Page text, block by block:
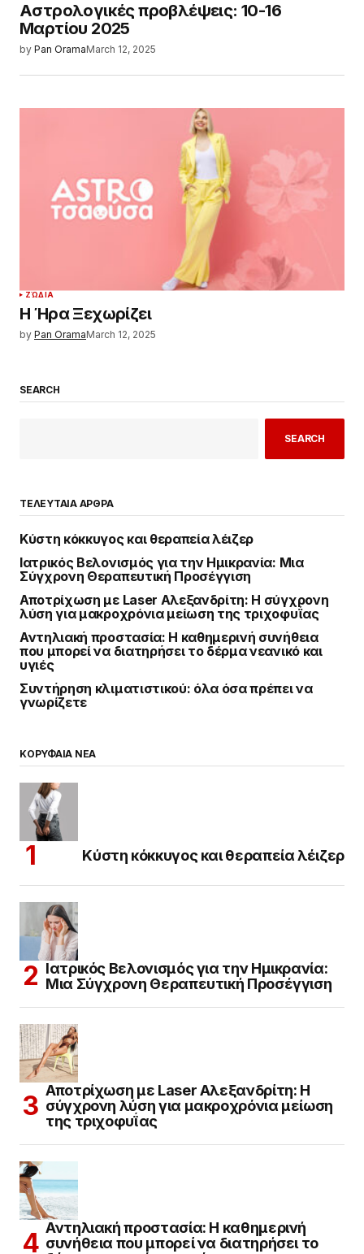
Αστρολογικές προβλέψεις: 10-16
Μαρτίου 2025
by Pan OramaMarch 12, 2025
ΖΏΔΙΑ
Η Ήρα Ξεχωρίζει
by Pan OramaMarch 12, 2025
SEARCH
SEARCH
ΤΕΛΕΥΤΑΙΑ ΑΡΘΡΑ
Κύστη κόκκυγος και θεραπεία λέιζερ
Ιατρικός Βελονισμός για την Ημικρανία: Μια
Σύγχρονη Θεραπευτική Προσέγγιση
Αποτρίχωση με Laser Αλεξανδρίτη: Η σύγχρονη
λύση για μακροχρόνια μείωση της τριχοφυΐας
Αντηλιακή προστασία: Η καθημερινή συνήθεια
που μπορεί να διατηρήσει το δέρμα νεανικό και
υγιές
Συντήρηση κλιματιστικού: όλα όσα πρέπει να
γνωρίζετε
ΚΟΡΥΦΑΙΑ ΝΕΑ
Κύστη κόκκυγος και θεραπεία λέιζερ
Ιατρικός Βελονισμός για την Ημικρανία:
Μια Σύγχρονη Θεραπευτική Προσέγγιση
Αποτρίχωση με Laser Αλεξανδρίτη: Η
σύγχρονη λύση για μακροχρόνια μείωση
της τριχοφυΐας
Αντηλιακή προστασία: Η καθημερινή
συνήθεια που μπορεί να διατηρήσει το